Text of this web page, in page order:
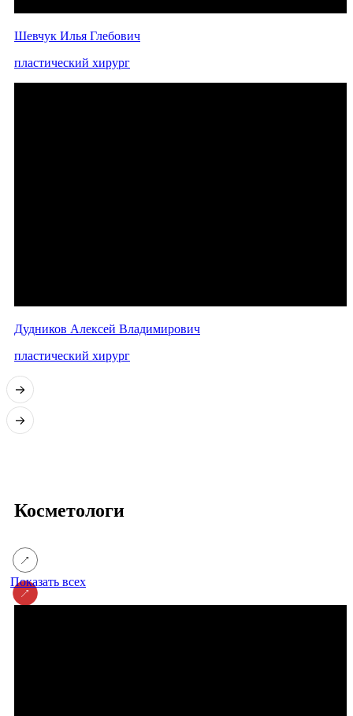
Шевчук Илья Глебович
пластический хирург
Дудников Алексей Владимирович
пластический хирург
Косметологи
Показать всех